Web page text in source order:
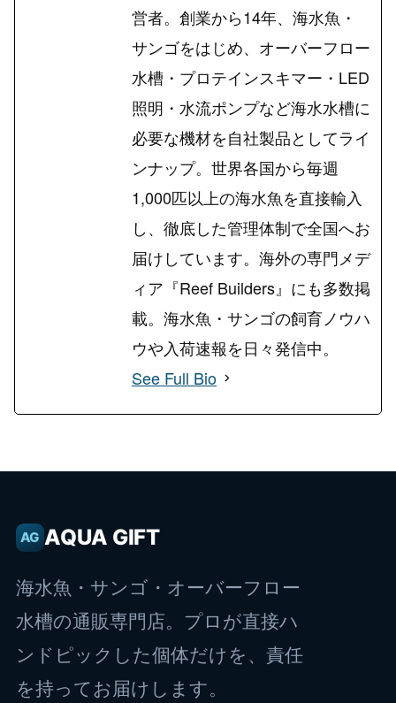
営者。創業から14年、海水魚・
サンゴをはじめ、オーバーフロー
水槽・プロテインスキマー・LED
照明・水流ポンプなど海水水槽に
必要な機材を自社製品としてライ
ンナップ。世界各国から毎週
1,000匹以上の海水魚を直接輸入
し、徹底した管理体制で全国へお
届けしています。海外の専門メデ
ィア『Reef Builders』にも多数掲
載。海水魚・サンゴの飼育ノウハ
ウや入荷速報を日々発信中。
See Full Bio
AG AQUA GIFT
海水魚・サンゴ・オーバーフロー
水槽の通販専門店。プロが直接ハ
ンドピックした個体だけを、責任
を持ってお届けします。